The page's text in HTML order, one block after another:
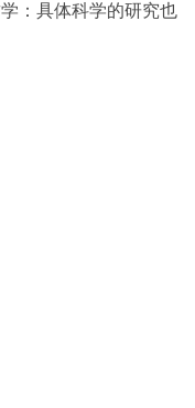
：具体科学的研究也